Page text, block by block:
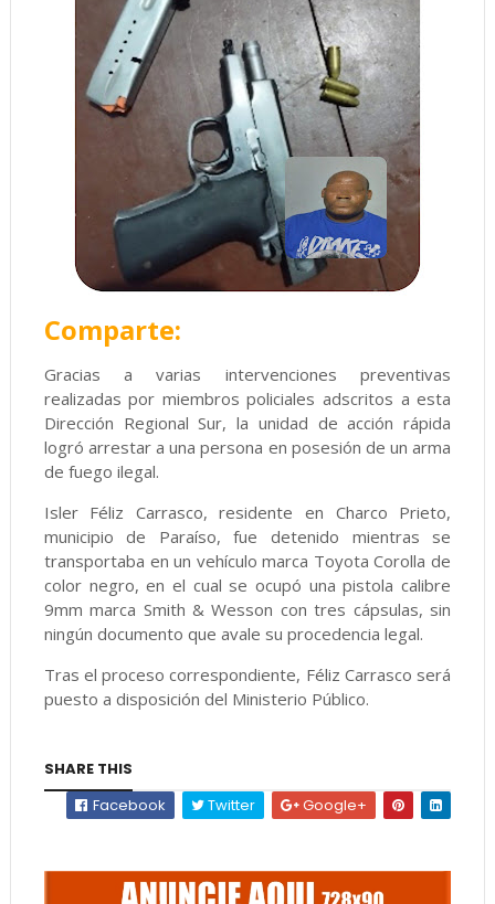
Comparte:
Gracias a varias intervenciones preventivas
realizadas por miembros policiales adscritos a esta
Dirección Regional Sur, la unidad de acción rápida
logró arrestar a una persona en posesión de un arma
de fuego ilegal.
Isler Féliz Carrasco, residente en Charco Prieto,
municipio de Paraíso, fue detenido mientras se
transportaba en un vehículo marca Toyota Corolla de
color negro, en el cual se ocupó una pistola calibre
9mm marca Smith & Wesson con tres cápsulas, sin
ningún documento que avale su procedencia legal.
Tras el proceso correspondiente, Féliz Carrasco será
puesto a disposición del Ministerio Público.
SHARE THIS
Facebook
Twitter Google+